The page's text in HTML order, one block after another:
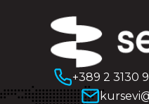
+389 2 3130